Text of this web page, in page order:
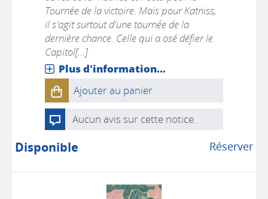
Tournée de la victoire. Mais pour Katniss,
il s'agit surtout d'une tournée de la
dernière chance. Celle qui a osé défier le
Capitol[...]
Plus d'information...
Ajouter au panier
Aucun avis sur cette notice.
Réserver
Disponible